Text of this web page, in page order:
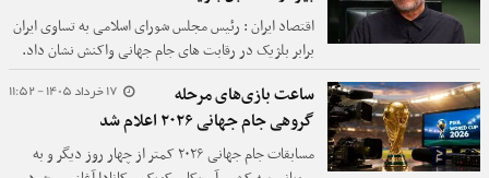
اقتصاد ایران : رئیس مجلس شورای اسلامی به تساوی ایران
برابر بلژیک در رقابت های جام جهانی واکنش نشان داد.
17 خرداد 1405 - 11:52
ساعت بازی‌های مرحله
گروهی جام جهانی ۲۰۲۶ اعلام شد
مسابقات جام جهانی ۲۰۲۶ کمتر از چهار روز دیگر و به